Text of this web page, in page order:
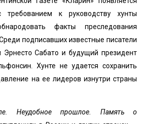
к руководству хунты
факты преследования
подписавших известные писатели
Эрнесто Сабато и будущий президент
Хунте не удается сохранить
на ее лидеров изнутри страны
Неудобное прошлое. Память о